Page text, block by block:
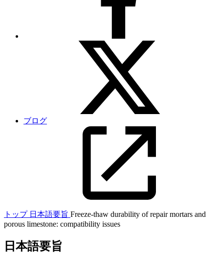
ブログ
トップ 日本語要旨 Freeze-thaw durability of repair mortars and
porous limestone: compatibility issues
日本語要旨